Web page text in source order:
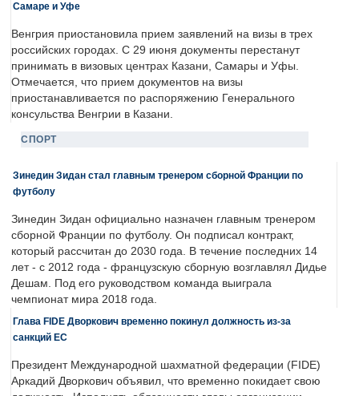
Самаре и Уфе
Венгрия приостановила прием заявлений на визы в трех
российских городах. С 29 июня документы перестанут
принимать в визовых центрах Казани, Самары и Уфы.
Отмечается, что прием документов на визы
приостанавливается по распоряжению Генерального
консульства Венгрии в Казани.
СПОРТ
Зинедин Зидан стал главным тренером сборной Франции по
футболу
Зинедин Зидан официально назначен главным тренером
сборной Франции по футболу. Он подписал контракт,
который рассчитан до 2030 года. В течение последних 14
лет - с 2012 года - французскую сборную возглавлял Дидье
Дешам. Под его руководством команда выиграла
чемпионат мира 2018 года.
Глава FIDE Дворкович временно покинул должность из-за
санкций ЕС
Президент Международной шахматной федерации (FIDE)
Аркадий Дворкович объявил, что временно покидает свою